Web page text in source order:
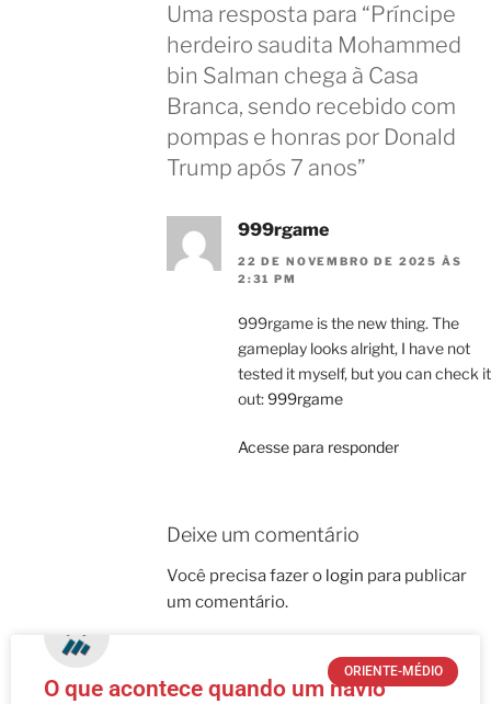
Uma resposta para “Príncipe
herdeiro saudita Mohammed
bin Salman chega à Casa
Branca, sendo recebido com
pompas e honras por Donald
Trump após 7 anos”
999rgame
22 DE NOVEMBRO DE 2025 ÀS
2:31 PM
999rgame is the new thing. The
gameplay looks alright, I have not
tested it myself, but you can check it
out:999rgame
Acesse para responder
Deixe um comentário
Você precisa fazer o login para publicar
um comentário.
ORIENTE-MÉDIO
O que acontece quando um navio